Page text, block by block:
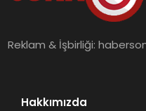
Reklam & İşbirliği:
Hakkımızda